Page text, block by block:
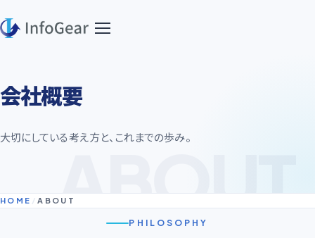
会社概要
大切にしている考え方と、これまでの歩み。
HOME /ABOUT
PHILOSOPHY